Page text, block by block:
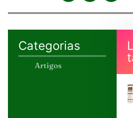
Categorias
Artigos